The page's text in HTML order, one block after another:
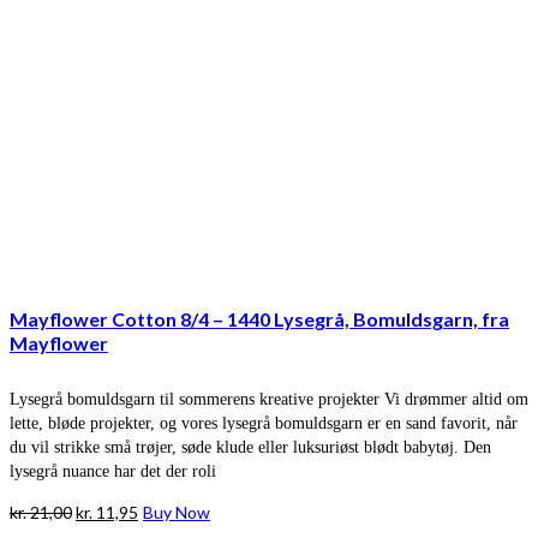
Mayflower Cotton 8/4 – 1440 Lysegrå, Bomuldsgarn, fra
Mayflower
Lysegrå bomuldsgarn til sommerens kreative projekter Vi drømmer altid om
lette, bløde projekter, og vores lysegrå bomuldsgarn er en sand favorit, når
du vil strikke små trøjer, søde klude eller luksuriøst blødt babytøj. Den
lysegrå nuance har det der roli
kr.21,00Den
kr. 11,95 Den
Buy Now